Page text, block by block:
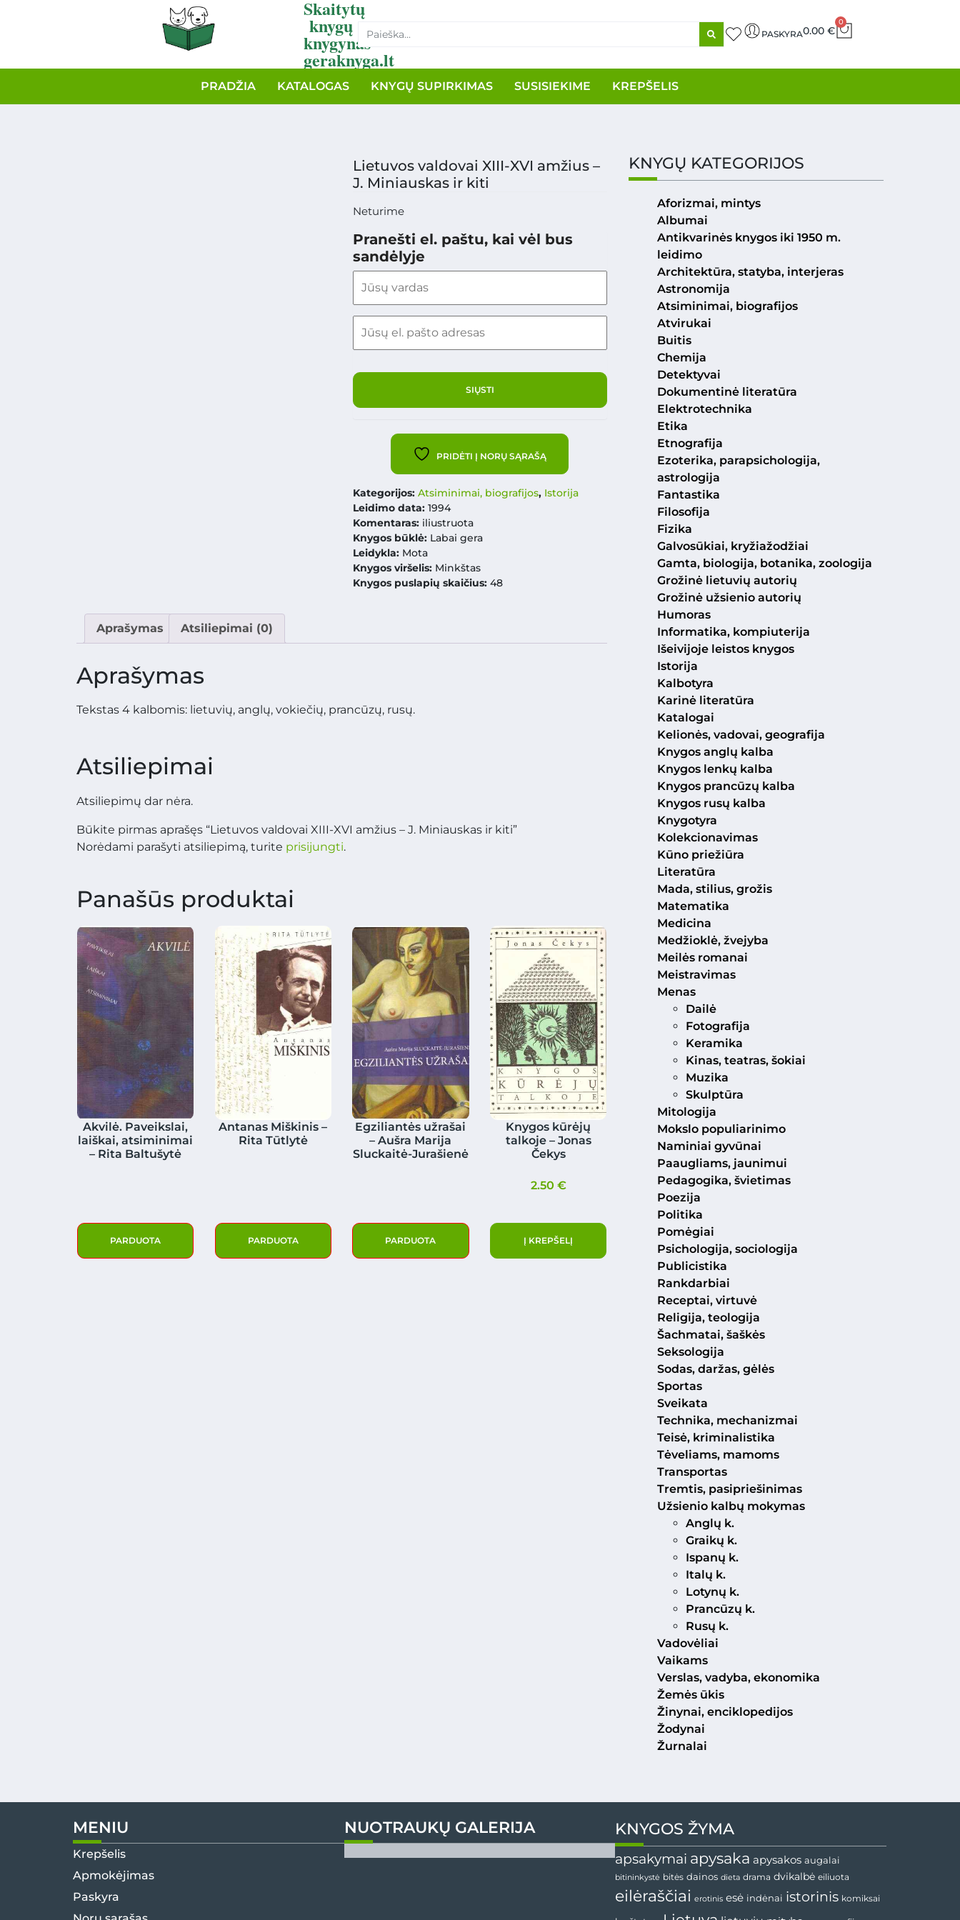
Skaitytų
knygų
knygynas
geraknyga.lt
PASKYRA0.00 €
0
PRADŽIA KATALOGAS KNYGŲ SUPIRKIMAS SUSISIEKIME KREPŠELIS
Lietuvos valdovai XIII-XVI amžius –
J. Miniauskas ir kiti
Neturime
Pranešti el. paštu, kai vėl bus
sandėlyje
PRIDĖTI Į NORŲ SĄRAŠĄ
Kategorijos: Atsiminimai, biografijos, Istorija
Leidimo data:1994
Komentaras: iliustruota
Knygos būklė: Labai gera
Leidykla:Mota
Knygos viršelis: Minkštas
Knygos puslapių skaičius: 48
Aprašymas Atsiliepimai (0)
Aprašymas
Tekstas 4 kalbomis: lietuvių, anglų, vokiečių, prancūzų, rusų.
Atsiliepimai
Atsiliepimų dar nėra.
Būkite pirmas aprašęs “Lietuvos valdovai XIII-XVI amžius – J. Miniauskas ir kiti”
Norėdami parašyti atsiliepimą, turite prisijungti.
Panašūs produktai
Akvilė. Paveikslai,
laiškai, atsiminimai
– Rita Baltušytė
PARDUOTA
Antanas Miškinis –
Rita Tūtlytė
PARDUOTA
Egziliantės užrašai
– Aušra Marija
Sluckaitė-Jurašienė
PARDUOTA
Knygos kūrėjų
talkoje – Jonas
Čekys
2.50 €
Į KREPŠELĮ
KNYGŲ KATEGORIJOS
Aforizmai, mintys
Albumai
Antikvarinės knygos iki 1950 m.
leidimo
Architektūra, statyba, interjeras
Astronomija
Atsiminimai, biografijos
Atvirukai
Buitis
Chemija
Detektyvai
Dokumentinė literatūra
Elektrotechnika
Etika
Etnografija
Ezoterika, parapsichologija,
astrologija
Fantastika
Filosofija
Fizika
Galvosūkiai, kryžiažodžiai
Gamta, biologija, botanika, zoologija
Grožinė lietuvių autorių
Grožinė užsienio autorių
Humoras
Informatika, kompiuterija
Išeivijoje leistos knygos
Istorija
Kalbotyra
Karinė literatūra
Katalogai
Kelionės, vadovai, geografija
Knygos anglų kalba
Knygos lenkų kalba
Knygos prancūzų kalba
Knygos rusų kalba
Knygotyra
Kolekcionavimas
Kūno priežiūra
Literatūra
Mada, stilius, grožis
Matematika
Medicina
Medžioklė, žvejyba
Meilės romanai
Meistravimas
Menas
Dailė
Fotografija
Keramika
Kinas, teatras, šokiai
Muzika
Skulptūra
Mitologija
Mokslo populiarinimo
Naminiai gyvūnai
Paaugliams, jaunimui
Pedagogika, švietimas
Poezija
Politika
Pomėgiai
Psichologija, sociologija
Publicistika
Rankdarbiai
Receptai, virtuvė
Religija, teologija
Šachmatai, šaškės
Seksologija
Sodas, daržas, gėlės
Sportas
Sveikata
Technika, mechanizmai
Teisė, kriminalistika
Tėveliams, mamoms
Transportas
Tremtis, pasipriešinimas
Užsienio kalbų mokymas
Anglų k.
Graikų k.
Ispanų k.
Italų k.
Lotynų k.
Prancūzų k.
Rusų k.
Vadovėliai
Vaikams
Verslas, vadyba, ekonomika
Žemės ūkis
Žinynai, enciklopedijos
Žodynai
Žurnalai
MENIU
Krepšelis
Apmokėjimas
Paskyra
NUOTRAUKŲ GALERIJA KNYGOS ŽYMA
apsakymai apysaka apysakos augalai
bitininkystė bitės dainos dieta drama dvikalbė eiliuota
eilėraščiai erotinis esė indėnai istorinis komiksai